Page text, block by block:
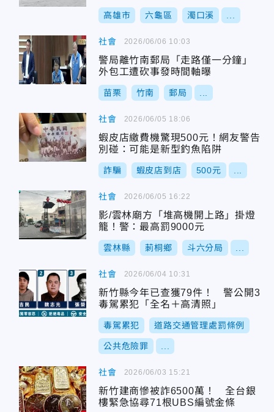
高雄市 六龜區 濁口溪
社會
警局離竹南郵局「走路僅一分鐘」
外包工遭砍事發時間軸曝
苗栗 竹南 郵局
2026/06/06 10:03
社會
蝦皮店繳費機驚現500元！網友警告
別碰：可能是新型釣魚陷阱
詐騙 蝦皮店到店 500元
2026/06/05 18:06
社會
影/雲林廟方「堆高機開上路」掛燈
籠！警：最高罰9000元
雲林縣 莿桐鄉 斗六分局
2026/06/05 16:22
社會
新竹縣今年已查獲79件！ 警公開3
毒駕累犯「全名＋高清照」
毒駕累犯 道路交通管理處罰條例
公共危險罪
2026/06/04 10:31
社會
新竹建商慘被詐6500萬！ 全台銀
樓緊急協尋71根UBS編號金條
2026/06/03 15:21